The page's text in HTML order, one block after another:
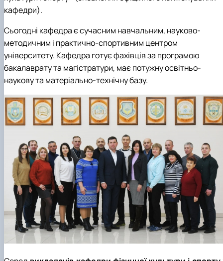
кафедри).
Сьогодні кафедра є сучасним навчальним, науково-
методичним і практично-спортивним центром
університету. Кафедра готує фахівців за програмою
бакалаврату та магістратури, має потужну освітньо-
наукову та матеріально-технічну базу.